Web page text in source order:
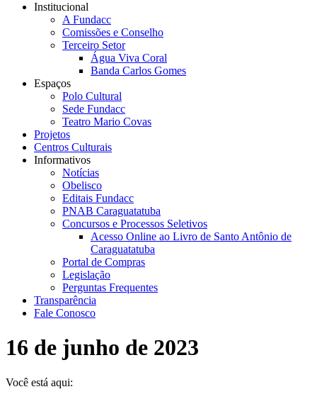
Institucional
A Fundacc
Comissões e Conselho
Terceiro Setor
Água Viva Coral
Banda Carlos Gomes
Espaços
Polo Cultural
Sede Fundacc
Teatro Mario Covas
Projetos
Centros Culturais
Informativos
Notícias
Obelisco
Editais Fundacc
PNAB Caraguatatuba
Concursos e Processos Seletivos
Acesso Online ao Livro de Santo Antônio de
Caraguatatuba
Portal de Compras
Legislação
Perguntas Frequentes
Transparência
Fale Conosco
16 de junho de 2023
Você está aqui: